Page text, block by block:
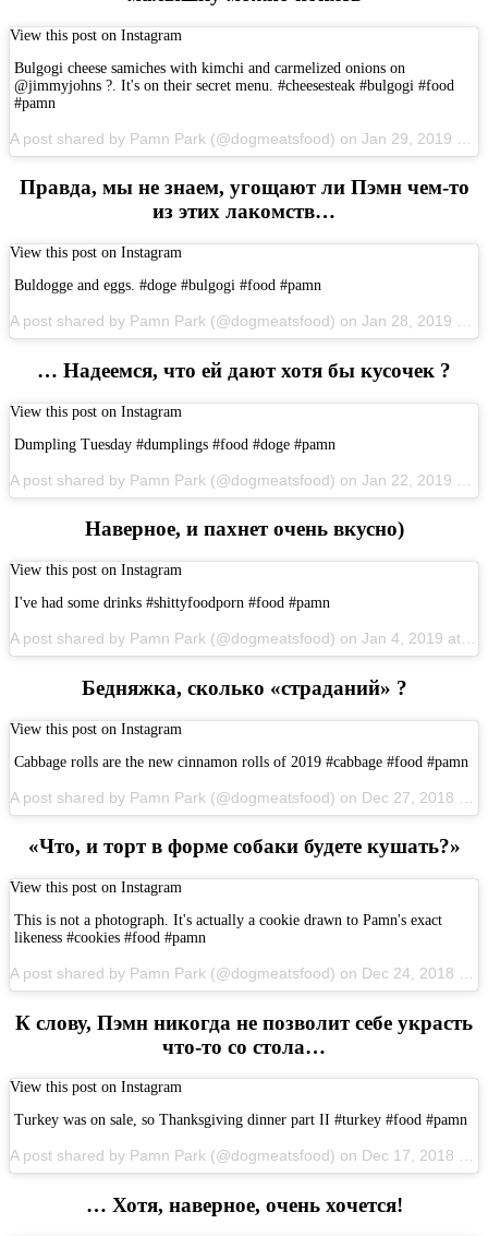
View this post on Instagram
Bulgogi cheese samiches with kimchi and carmelized onions on
@jimmyjohns ?. It's on their secret menu. #cheesesteak #bulgogi #food
#pamn
Правда, мы не знаем, угощают ли Пэмн чем-то
из этих лакомств…
View this post on Instagram
Buldogge and eggs. #doge #bulgogi #food #pamn
… Надеемся, что ей дают хотя бы кусочек ?
View this post on Instagram
Dumpling Tuesday #dumplings #food #doge #pamn
Наверное, и пахнет очень вкусно)
View this post on Instagram
I've had some drinks #shittyfoodporn #food #pamn
Бедняжка, сколько «страданий» ?
View this post on Instagram
Cabbage rolls are the new cinnamon rolls of 2019 #cabbage #food #pamn
«Что, и торт в форме собаки будете кушать?»
View this post on Instagram
This is not a photograph. It's actually a cookie drawn to Pamn's exact
likeness #cookies #food #pamn
К слову, Пэмн никогда не позволит себе украсть
что-то со стола…
View this post on Instagram
Turkey was on sale, so Thanksgiving dinner part II #turkey #food #pamn
A post shared by Pamn Park (@dogmeatsfood) on Dec 17, 2018 at 3:58pm PST
… Хотя, наверное, очень хочется!